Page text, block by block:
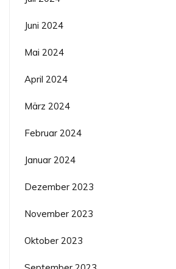
Juni 2024
Mai 2024
April 2024
März 2024
Februar 2024
Januar 2024
Dezember 2023
November 2023
Oktober 2023